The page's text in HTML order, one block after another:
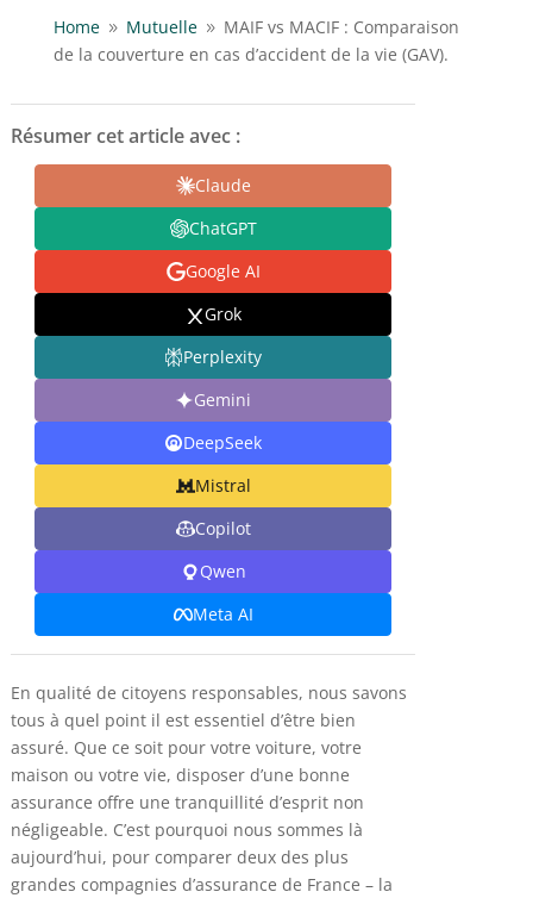
Home 9 Mutuelle 9 MAIF vs MACIF : Comparaison
de la couverture en cas d’accident de la vie (GAV).
Résumer cet article avec :
Claude
ChatGPT
Google AI
Grok
Perplexity
Gemini
DeepSeek
Mistral
Copilot
Qwen
Meta AI
En qualité de citoyens responsables, nous savons
tous à quel point il est essentiel d’être bien
assuré. Que ce soit pour votre voiture, votre
maison ou votre vie, disposer d’une bonne
assurance offre une tranquillité d’esprit non
négligeable. C’est pourquoi nous sommes là
aujourd’hui, pour comparer deux des plus
grandes compagnies d’assurance de France – la